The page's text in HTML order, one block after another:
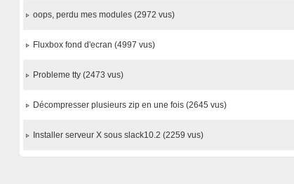
oops, perdu mes modules (2972 vus)
Fluxbox fond d'ecran (4997 vus)
Probleme tty (2473 vus)
Décompresser plusieurs zip en une fois (2645 vus)
Installer serveur X sous slack10.2 (2259 vus)